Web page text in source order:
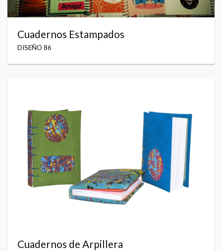
Cuadernos Estampados
DISEÑO 86
Cuadernos de Arpillera